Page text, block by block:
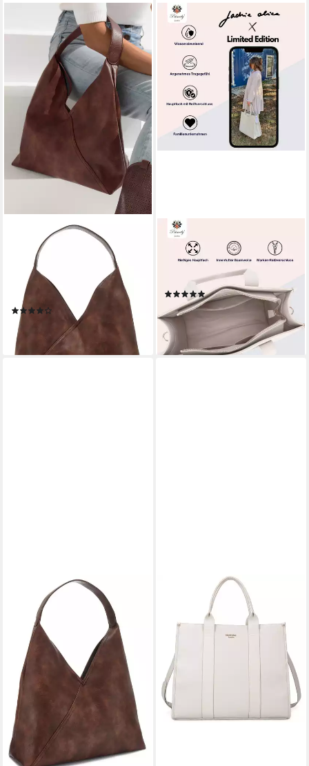
VIVANCE BY LASCANA
Shopper Schultertasche,
Handtasche, Henkeltasche,
Einkaufstasche, Hobobag, im
modischen Hobo-Look
VEGAN
(10)
35,99 €
lieferbar - in 1-2 Werktagen bei dir
PRINCELY LONDON
Shopper Jackie Alicee -
Limited Edition - Shopper im
Skandinavischen Design
(2)
29,99 € UVP99,90 €
-70%
lieferbar - in 4-5 Werktagen bei dir